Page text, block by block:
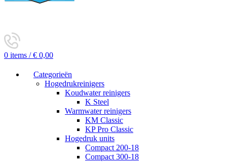
0 items / € 0,00
Categorieën
Hogedrukreinigers
Koudwater reinigers
K Steel
Warmwater reinigers
KM Classic
KP Pro Classic
Hogedruk units
Compact 200-18
Compact 300-18